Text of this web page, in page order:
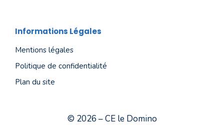
Informations Légales
Mentions légales
Politique de confidentialité
Plan du site
© 2026 – CE le Domino